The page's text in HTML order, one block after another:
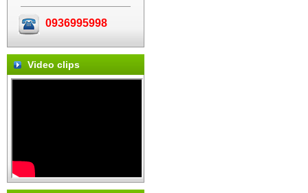
0936995998
Video clips